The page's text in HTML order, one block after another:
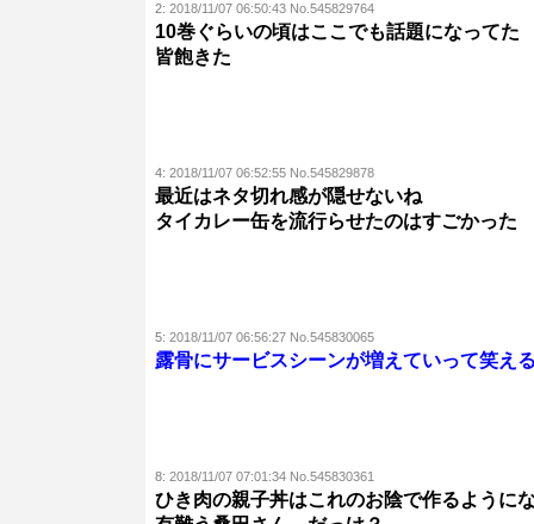
2: 2018/11/07 06:50:43 No.545829764
10巻ぐらいの頃はここでも話題になってた
皆飽きた
4: 2018/11/07 06:52:55 No.545829878
最近はネタ切れ感が隠せないね
タイカレー缶を流行らせたのはすごかった
5: 2018/11/07 06:56:27 No.545830065
露骨にサービスシーンが増えていって笑える
8: 2018/11/07 07:01:34 No.545830361
ひき肉の親子丼はこれのお陰で作るように